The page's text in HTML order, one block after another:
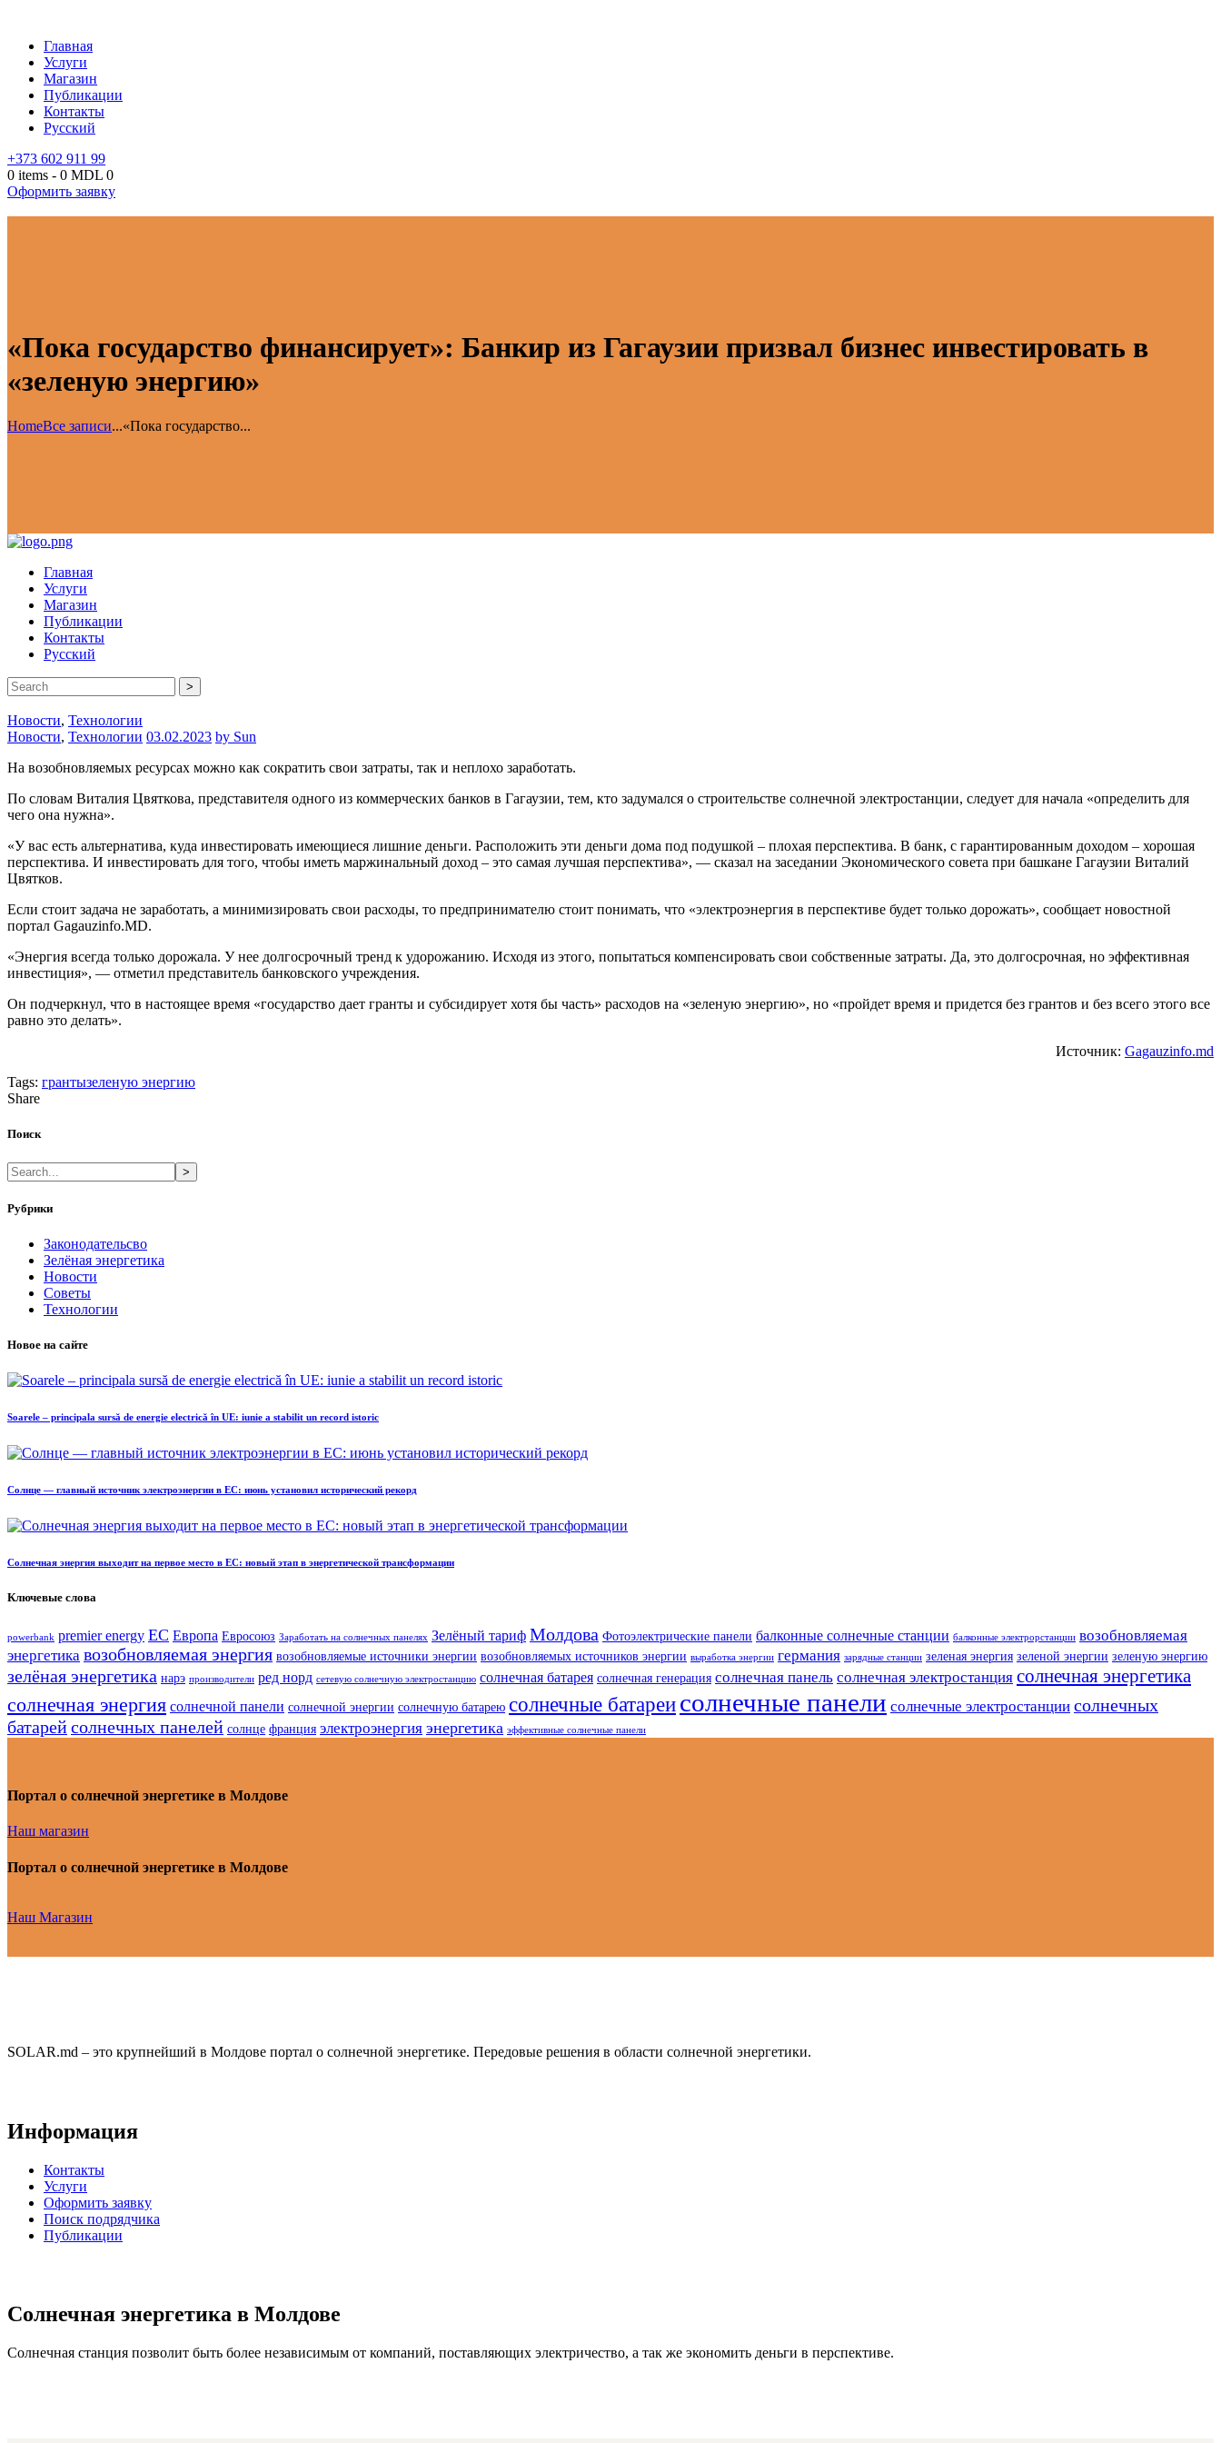
Главная
Услуги
Магазин
Публикации
Контакты
Русский
+373 602 911 99
0 items - 0 MDL 0
Оформить заявку
«Пока государство финансирует»: Банкир из Гагаузии призвал бизнес инвестировать в
«зеленую энергию»
HomeВсе записи...«Пока государство...
Главная
Услуги
Магазин
Публикации
Контакты
Русский
>
Новости, Технологии
Новости, Технологии 03.02.2023 by Sun
На возобновляемых ресурсах можно как сократить свои затраты, так и неплохо заработать.
По словам Виталия Цвяткова, представителя одного из коммерческих банков в Гагаузии, тем, кто задумался о строительстве солнечной электростанции, следует для начала «определить для
чего она нужна».
«У вас есть альтернатива, куда инвестировать имеющиеся лишние деньги. Расположить эти деньги дома под подушкой – плохая перспектива. В банк, с гарантированным доходом – хорошая
перспектива. И инвестировать для того, чтобы иметь маржинальный доход – это самая лучшая перспектива», — сказал на заседании Экономического совета при башкане Гагаузии Виталий
Цвятков.
Если стоит задача не заработать, а минимизировать свои расходы, то предпринимателю стоит понимать, что «электроэнергия в перспективе будет только дорожать», сообщает новостной
портал Gagauzinfo.MD.
«Энергия всегда только дорожала. У нее долгосрочный тренд к удорожанию. Исходя из этого, попытаться компенсировать свои собственные затраты. Да, это долгосрочная, но эффективная
инвестиция», — отметил представитель банковского учреждения.
Он подчеркнул, что в настоящее время «государство дает гранты и субсидирует хотя бы часть» расходов на «зеленую энергию», но «пройдет время и придется без грантов и без всего этого все
равно это делать».
Источник: Gagauzinfo.md
Tags: грантызеленую энергию
Share
Поиск
>
Рубрики
Законодательсво
Зелёная энергетика
Новости
Советы
Технологии
Новое на сайте
Soarele – principala sursă de energie electrică în UE: iunie a stabilit un record istoric
Солнце — главный источник электроэнергии в ЕС: июнь установил исторический рекорд
Солнечная энергия выходит на первое место в ЕС: новый этап в энергетической трансформации
Ключевые слова
powerbank premier energy ЕС Европа Евросоюз Заработать на солнечных панелях Зелёный тариф Молдова Фотоэлектрические панели балконные солнечные станции балконные электрорстанции возобновляемая
энергетика возобновляемая энергия возобновляемые источники энергии возобновляемых источников энергии выработка энергии германия зарядные станции зеленая энергия зеленой энергии зеленую энергию
зелёная энергетика нарэ производители ред норд сетевую солнечную электростанцию солнечная батарея солнечная генерация солнечная панель солнечная электростанция солнечная энергетика
солнечная энергия солнечной панели солнечной энергии солнечную батарею солнечные батареисолнечные панели солнечные электростанции солнечных
батарейсолнечных панелей солнце франция электроэнергия энергетика эффективные солнечные панели
Портал о солнечной энергетике в Молдове
Наш магазин
Портал о солнечной энергетике в Молдове
Наш Магазин
SOLAR.md – это крупнейший в Молдове портал о солнечной энергетике. Передовые решения в области солнечной энергетики.
Информация
Контакты
Услуги
Оформить заявку
Поиск подрядчика
Публикации
Солнечная энергетика в Молдове
Солнечная станция позволит быть более независимым от компаний, поставляющих электричество, а так же экономить деньги в перспективе.